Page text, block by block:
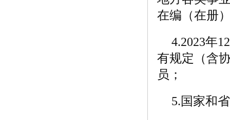
在编（在册
4.2023年
有规定（含
员；
5.国家和